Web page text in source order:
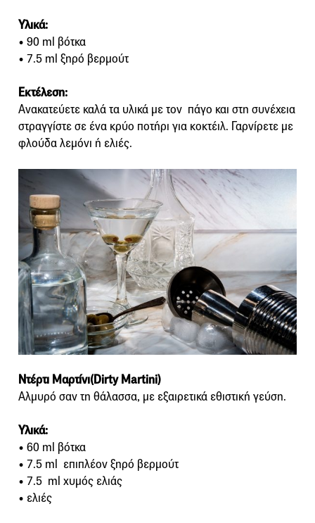
Υλικά:
• 90 ml βότκα
• 7.5 ml ξηρό βερμούτ
Eκτέλεση:
Ανακατεύετε καλά τα υλικά με τον πάγο και στη συνέχεια
στραγγίστε σε ένα κρύο ποτήρι για κοκτέιλ. Γαρνίρετε με
φλούδα λεμόνι ή ελιές.
Ντέρτι Μαρτίνι(Dirty Martini)
Αλμυρό σαν τη θάλασσα, με εξαιρετικά εθιστική γεύση.
Υλικά:
• 60 ml βότκα
• 7.5 ml επιπλέον ξηρό βερμούτ
• 7.5 ml χυμός ελιάς
• ελιές